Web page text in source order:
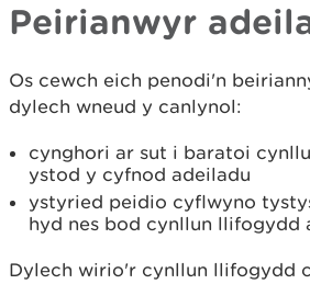
Peirianwyr
Os cewch eich penodi'n
dylech wneud y canlynol:
cynghori ar sut i baratoi
ystod y cyfnod adeiladu
ystyried peidio cyflwyno
hyd nes bod cynllun llifogydd
Dylech wirio'r cynllun llifogydd